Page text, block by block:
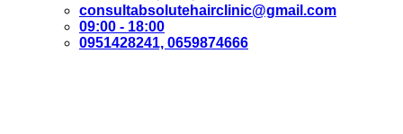
consultabsolutehairclinic@gmail.com
09:00 - 18:00
0951428241, 0659874666